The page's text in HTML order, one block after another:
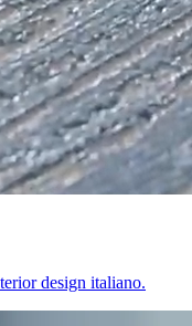
design italiano.